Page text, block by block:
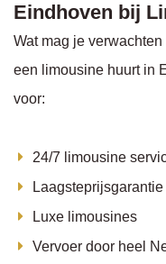
Eindhoven bij
Wat mag je
een limousine huurt in
voor:
24/7 limousine
Laagsteprijsgarantie
Luxe limousines
Vervoer door heel